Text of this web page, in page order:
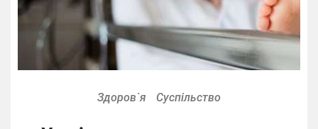
Здоров`я Суспільство